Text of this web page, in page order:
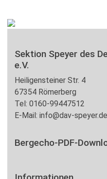
Sektion Speyer des
e.V.
Heiligensteiner Str. 4
67354 Römerberg
Tel: 0160-99447512
E-Mail: info@dav-speyer.de
Bergecho-PDF-